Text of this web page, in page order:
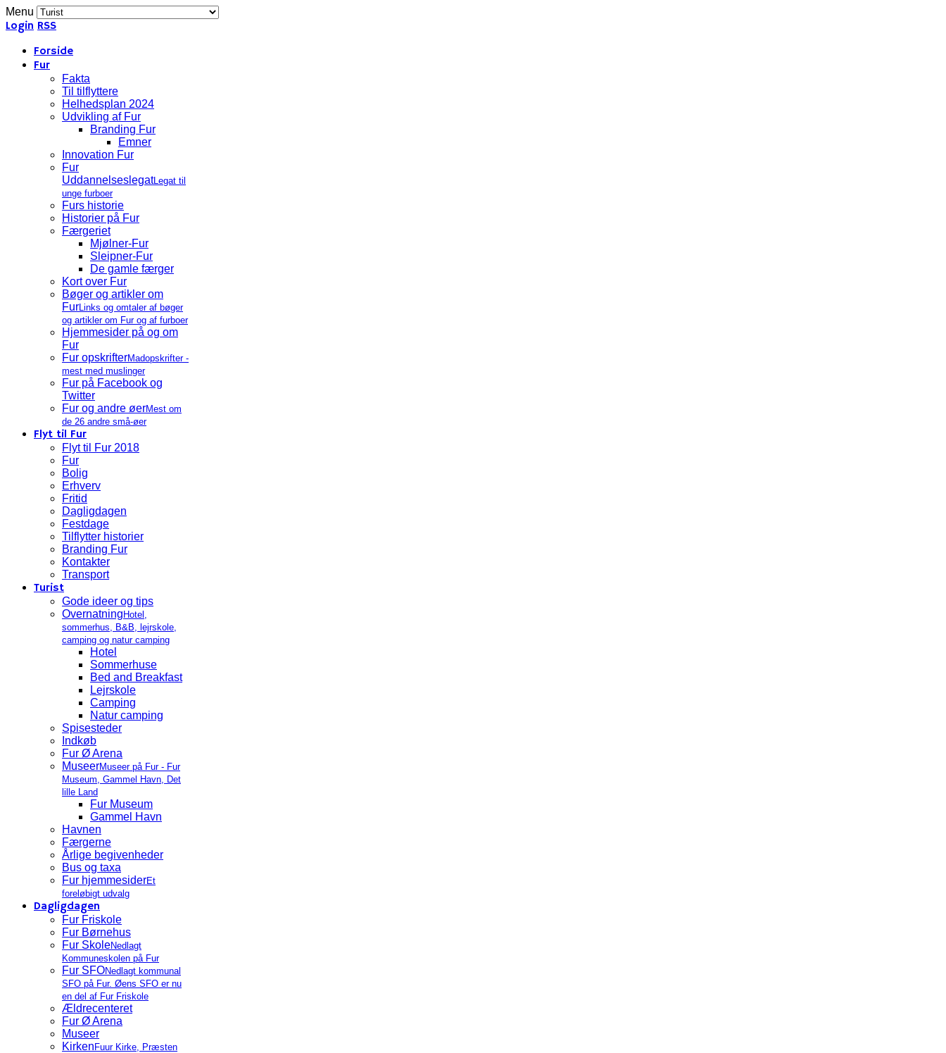
Menu
Login RSS
Forside
Fur
Fakta
Til tilflyttere
Helhedsplan 2024
Udvikling af Fur
Branding Fur
Emner
Innovation Fur
Fur
UddannelseslegatLegat til
unge furboer
Furs historie
Historier på Fur
Færgeriet
Mjølner-Fur
Sleipner-Fur
De gamle færger
Kort over Fur
Bøger og artikler om
FurLinks og omtaler af bøger
og artikler om Fur og af furboer
Hjemmesider på og om
Fur
Fur opskrifterMadopskrifter -
mest med muslinger
Fur på Facebook og
Twitter
Fur og andre øerMest om
de 26 andre små-øer
Flyt til Fur
Flyt til Fur 2018
Fur
Bolig
Erhverv
Fritid
Dagligdagen
Festdage
Tilflytter historier
Branding Fur
Kontakter
Transport
Turist
Gode ideer og tips
Overnatning Hotel,
sommerhus, B&B, lejrskole,
camping og natur camping
Hotel
Sommerhuse
Bed and Breakfast
Lejrskole
Camping
Natur camping
Spisesteder
Indkøb
Fur Ø Arena
MuseerMuseer på Fur - Fur
Museum, Gammel Havn, Det
lille Land
Fur Museum
Gammel Havn
Havnen
Færgerne
Årlige begivenheder
Bus og taxa
Fur hjemmesiderEt
foreløbigt udvalg
Dagligdagen
Fur Friskole
Fur Børnehus
Fur SkoleNedlagt
Kommuneskolen på Fur
Fur SFONedlagt kommunal
SFO på Fur. Øens SFO er nu
en del af Fur Friskole
Ældrecenteret
Fur Ø Arena
Museer
Kirken Fuur Kirke, Præsten